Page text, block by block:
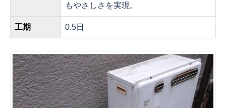
もやさしさを実現。
工期 0.5日